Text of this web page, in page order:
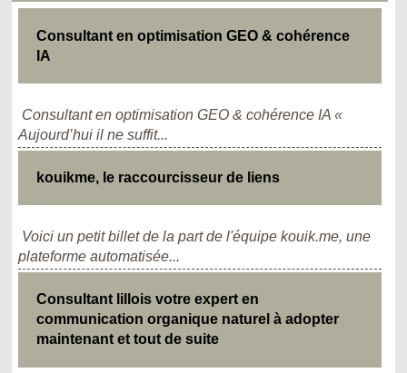
Consultant en optimisation GEO & cohérence
IA
Consultant en optimisation GEO & cohérence IA «
Aujourd’hui il ne suffit...
kouikme, le raccourcisseur de liens
Voici un petit billet de la part de l'équipe kouik.me, une
plateforme automatisée...
Consultant lillois votre expert en
communication organique naturel à adopter
maintenant et tout de suite